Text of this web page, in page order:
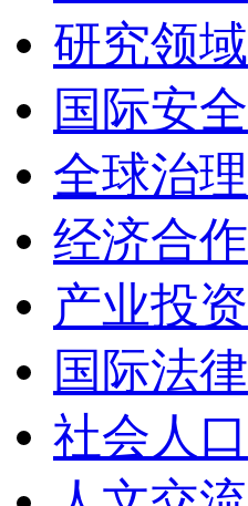
研究领域
国际安全
全球治理
经济合作
产业投资
国际法律
社会人口